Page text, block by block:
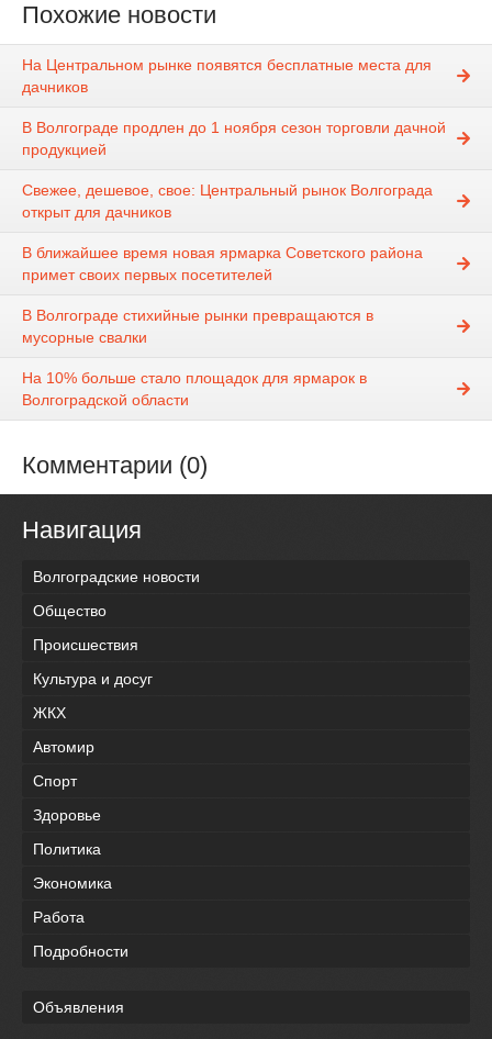
Похожие новости
На Центральном рынке появятся бесплатные места для
дачников
В Волгограде продлен до 1 ноября сезон торговли дачной
продукцией
Свежее, дешевое, свое: Центральный рынок Волгограда
открыт для дачников
В ближайшее время новая ярмарка Советского района
примет своих первых посетителей
В Волгограде стихийные рынки превращаются в
мусорные свалки
На 10% больше стало площадок для ярмарок в
Волгоградской области
Комментарии (0)
Навигация
Волгоградские новости
Общество
Происшествия
Культура и досуг
ЖКХ
Автомир
Спорт
Здоровье
Политика
Экономика
Работа
Подробности
Объявления